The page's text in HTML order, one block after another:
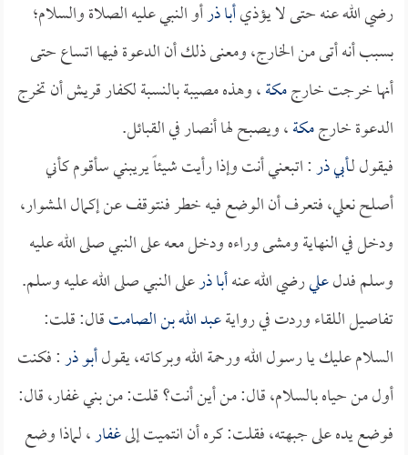
رضي الله عنه حتى لا يؤذيأبا ذرأو النبي عليه الصلاة والسلام؛
بسبب أنه أتى من الخارج، ومعنى ذلك أن الدعوة فيها اتساع حتى
أنها خرجت خارجمكة، وهذه مصيبة بالنسبة لكفار قريش أن تخرج
الدعوة خارجمكة، ويصبح لها أنصار في القبائل.
فيقول لـأبي ذر: اتبعني أنت وإذا رأيت شيئاً يريبني سأقوم كأني
أصلح نعلي، فتعرف أن الوضع فيه خطر فنتوقف عن إكمال المشوار،
ودخل في النهاية ومشى وراءه ودخل معه على النبي صلى الله عليه
وسلم فدلعليرضي الله عنهأبا ذرعلى النبي صلى الله عليه وسلم.
تفاصيل اللقاء وردت في روايةعبد الله بن الصامتقال: قلت:
السلام عليك يا رسول الله ورحمة الله وبركاته، يقولأبو ذر: فكنت
أول من حياه بالسلام، قال: من أين أنت؟ قلت: من بني غفار، قال:
فوضع يده على جبهته، فقلت: كره أن انتميت إلىغفار، لماذا وضع